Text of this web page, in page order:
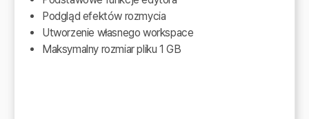
Podgląd efektów rozmycia
Utworzenie własnego workspace
Maksymalny rozmiar pliku 1 GB